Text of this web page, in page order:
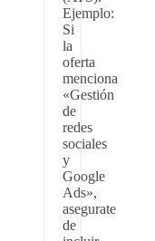
Ejemplo:
Si
la
oferta
menciona
«Gestión
de
redes
sociales
y
Google
Ads»,
asegurate
de